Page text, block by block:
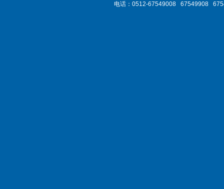
电话：0512-67549008 67549908